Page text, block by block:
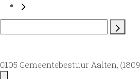
0105 Gemeentebestuur Aalten,